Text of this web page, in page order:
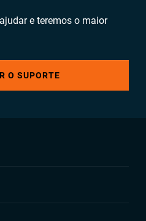
e teremos o maior
O SUPORTE